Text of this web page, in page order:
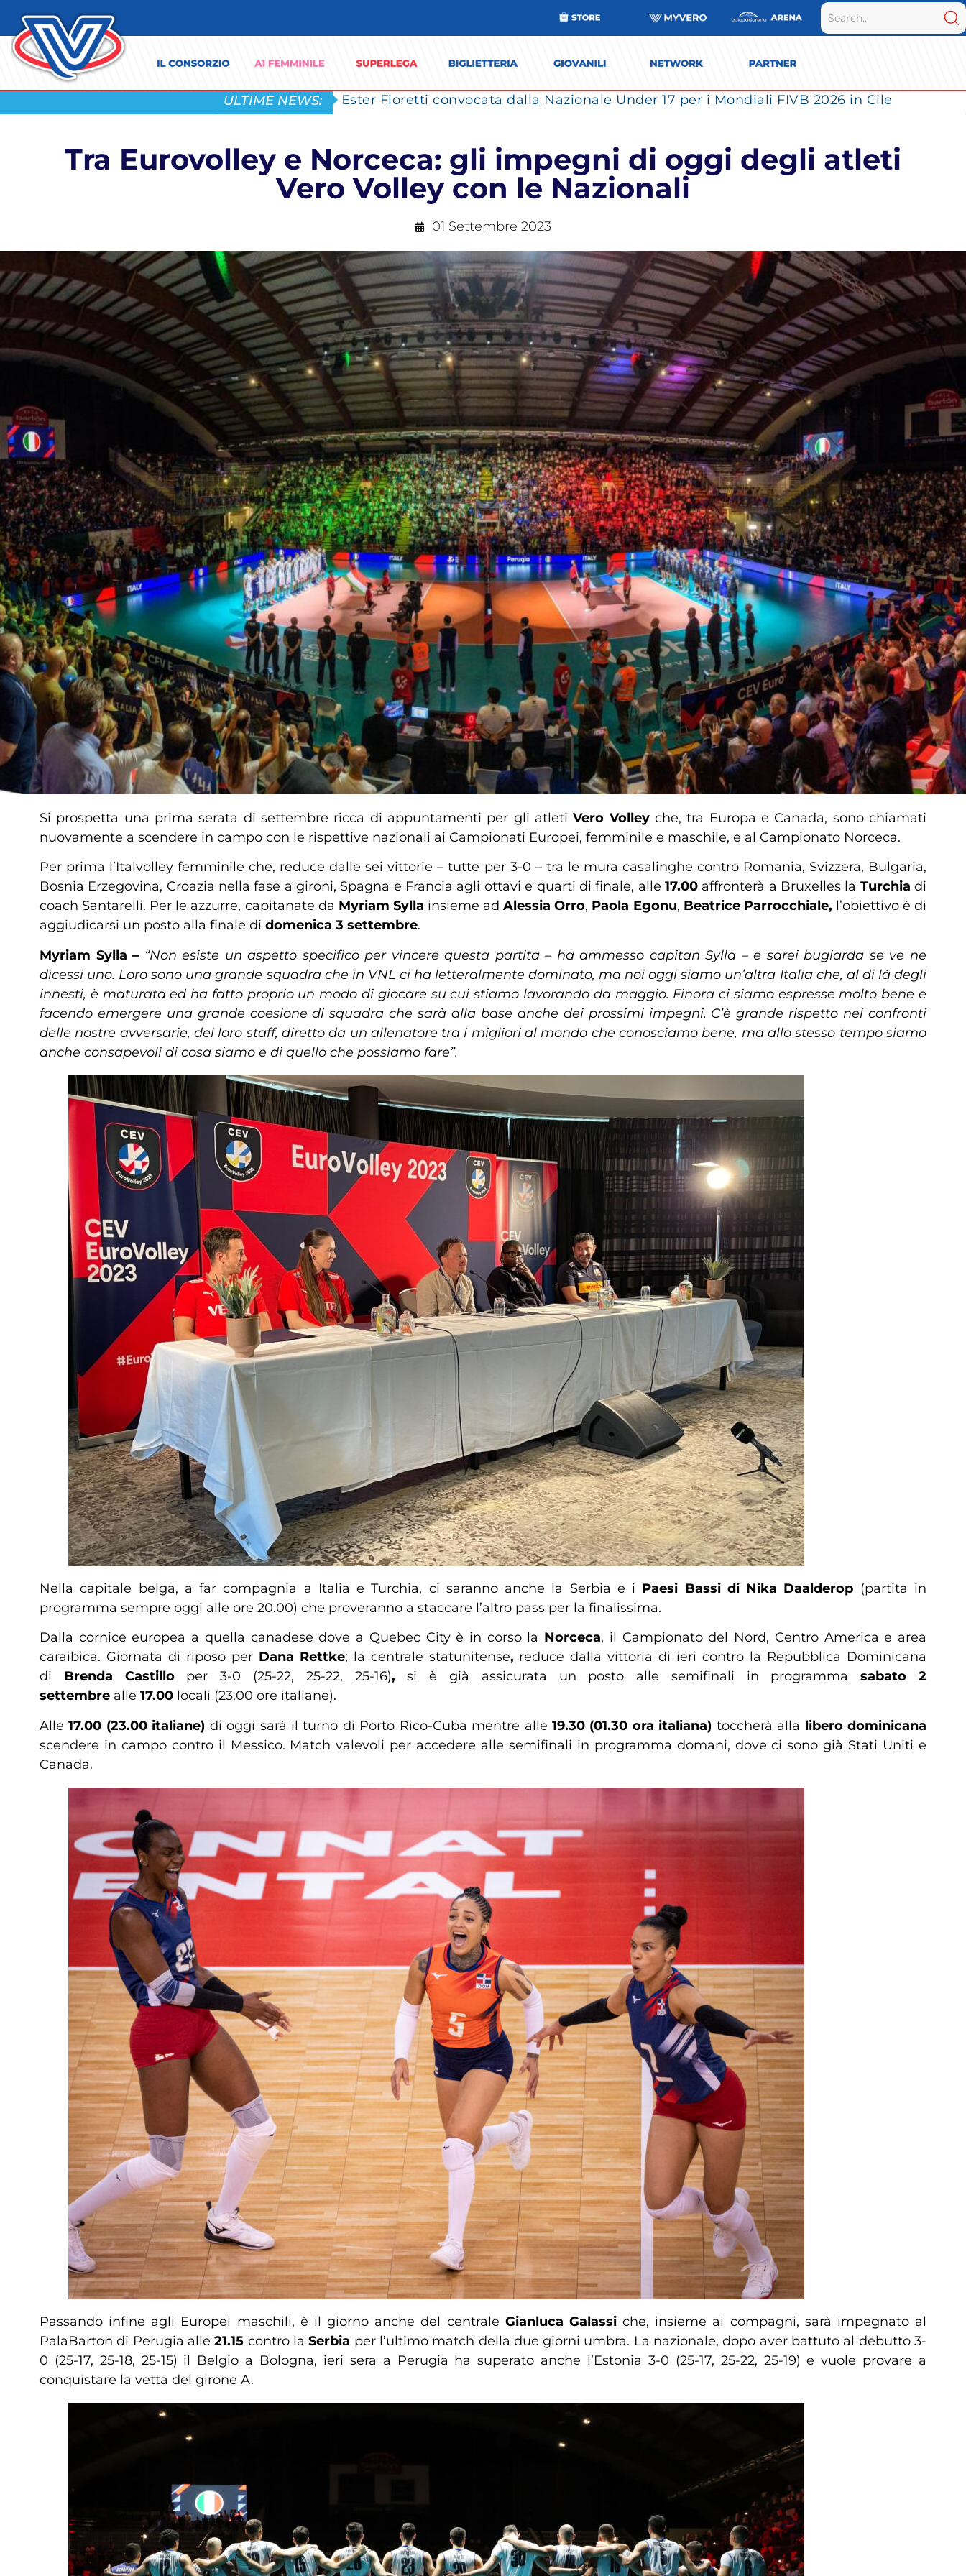
ULTIME NEWS: Ester Fioretti convocata dalla Nazionale Under 17 per i Mondiali FIVB 2026 in Cile
Tra Eurovolley e Norceca: gli impegni di oggi degli atleti
Vero Volley con le Nazionali
01 Settembre 2023
Si prospetta una prima serata di settembre ricca di appuntamenti per gli atletiVero Volleyche, tra Europa e Canada, sono chiamati
nuovamente a scendere in campo con le rispettive nazionali ai Campionati Europei, femminile e maschile, e al Campionato Norceca.
Per prima l’Italvolley femminile che, reduce dalle sei vittorie – tutte per 3-0 – tra le mura casalinghe contro Romania, Svizzera, Bulgaria,
Bosnia Erzegovina, Croazia nella fase a gironi, Spagna e Francia agli ottavi e quarti di finale, alle 17.00affronterà a Bruxelles la Turchia di
coach Santarelli. Per le azzurre, capitanate da Myriam Sylla insieme adAlessia Orro, Paola Egonu, Beatrice Parrocchiale, l’obiettivo è di
aggiudicarsi un posto alla finale di domenica 3 settembre.
Myriam Sylla – “Non esiste un aspetto specifico per vincere questa partita – ha ammesso capitan Sylla – e sarei bugiarda se ve ne
dicessi uno. Loro sono una grande squadra che in VNL ci ha letteralmente dominato, ma noi oggi siamo un’altra Italia che, al di là degli
innesti, è maturata ed ha fatto proprio un modo di giocare su cui stiamo lavorando da maggio. Finora ci siamo espresse molto bene e
facendo emergere una grande coesione di squadra che sarà alla base anche dei prossimi impegni. C’è grande rispetto nei confronti
delle nostre avversarie, del loro staff, diretto da un allenatore tra i migliori al mondo che conosciamo bene, ma allo stesso tempo siamo
anche consapevoli di cosa siamo e di quello che possiamo fare”.
Nella capitale belga, a far compagnia a Italia e Turchia, ci saranno anche la Serbia e i Paesi Bassi di Nika Daalderop (partita in
programma sempre oggi alle ore 20.00) che proveranno a staccare l’altro pass per la finalissima.
Dalla cornice europea a quella canadese dove a Quebec City è in corso la Norceca, il Campionato del Nord, Centro America e area
caraibica. Giornata di riposo per Dana Rettke; la centrale statunitense, reduce dalla vittoria di ieri contro la Repubblica Dominicana
di Brenda Castillo per 3-0 (25-22, 25-22, 25-16),si è già assicurata un posto alle semifinali in programmasabato 2
settembre alle 17.00 locali (23.00 ore italiane).
Alle17.00 (23.00 italiane) di oggi sarà il turno di Porto Rico-Cuba mentre alle19.30 (01.30 ora italiana) toccherà alla libero dominicana
scendere in campo contro il Messico. Match valevoli per accedere alle semifinali in programma domani, dove ci sono già Stati Uniti e
Canada.
Passando infine agli Europei maschili, è il giorno anche del centrale Gianluca Galassiche, insieme ai compagni, sarà impegnato al
PalaBarton di Perugia alle21.15 contro laSerbia per l’ultimo match della due giorni umbra. La nazionale, dopo aver battuto al debutto 3-
0 (25-17, 25-18, 25-15) il Belgio a Bologna, ieri sera a Perugia ha superato anche l’Estonia 3-0 (25-17, 25-22, 25-19) e vuole provare a
conquistare la vetta del girone A.